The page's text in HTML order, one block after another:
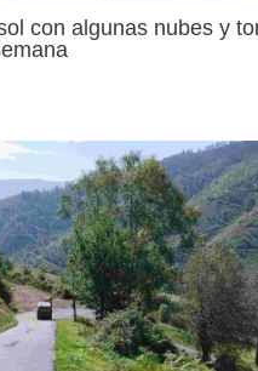
con algunas nubes y